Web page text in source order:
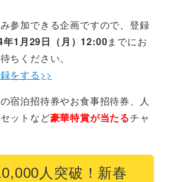
参加できる企画ですので、登録
年1月29日（月）12:00までにお
ちください。
をする>>
宿泊招待券やお食事招待券、人
ットなど豪華特賞が当たるチャ
人突破！新春